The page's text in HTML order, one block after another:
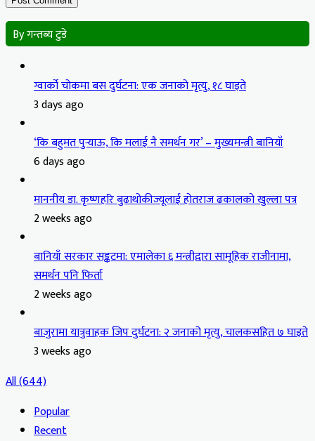
By गन्तब्य टुडे
ग्वार्को चोकमा बस दुर्घटना: एक जनाको मृत्यु, १८ घाइते
3 days ago
‘कि बहुमत पुर्‍याऊ, कि मलाई नै समर्थन गर’ – मुख्यमन्त्री बानियाँ
6 days ago
माननीय डा. कृष्णहरि बुढाथोकीज्यूलाई होतराज ढकालको खुल्ला पत्र
2 weeks ago
बानियाँ सरकार सङ्कटमा: एमालेका ६ मन्त्रीद्वारा सामूहिक राजीनामा,
समर्थन पनि फिर्ता
2 weeks ago
बाजुरामा यात्रुवाहक जिप दुर्घटना: २ जनाको मृत्यु, चालकसहित ७ घाइते
3 weeks ago
All (644)
Popular
Recent